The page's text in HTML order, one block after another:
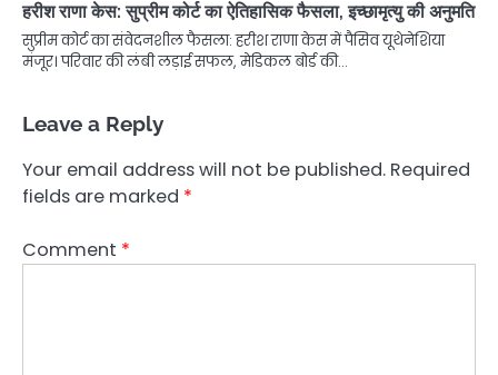
हरीश राणा केस: सुप्रीम कोर्ट का ऐतिहासिक फैसला, इच्छामृत्यु की अनुमति
सुप्रीम कोर्ट का संवेदनशील फैसला: हरीश राणा केस में पैसिव यूथेनेशिया
मंजूर। परिवार की लंबी लड़ाई सफल, मेडिकल बोर्ड की…
Leave a Reply
Your email address will not be published. Required
fields are marked *
Comment *